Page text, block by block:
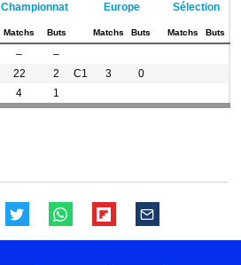
Championnat Europe Sélection
Matchs Buts Matchs Buts Matchs Buts
–
–
22 2 C1 3
0
4 1